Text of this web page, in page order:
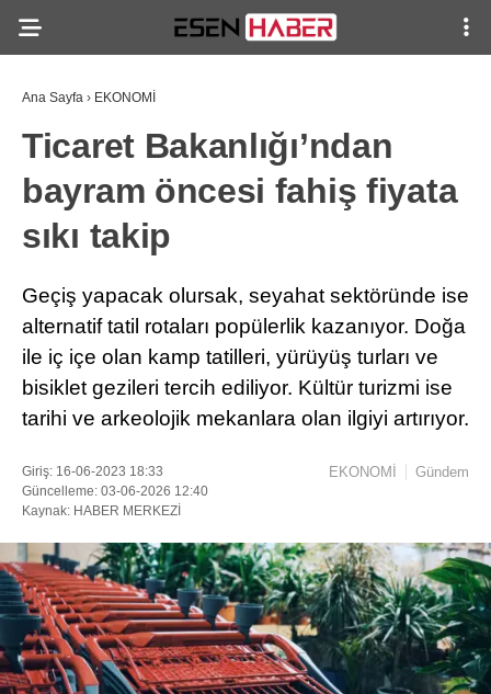
Ana Sayfa › EKONOMİ
Ticaret Bakanlığı’ndan
bayram öncesi fahiş fiyata
sıkı takip
Geçiş yapacak olursak, seyahat sektöründe ise
alternatif tatil rotaları popülerlik kazanıyor. Doğa
ile iç içe olan kamp tatilleri, yürüyüş turları ve
bisiklet gezileri tercih ediliyor. Kültür turizmi ise
tarihi ve arkeolojik mekanlara olan ilgiyi artırıyor.
Giriş: 16-06-2023 18:33
Güncelleme: 03-06-2026 12:40
Kaynak: HABER MERKEZİ
EKONOMİ Gündem